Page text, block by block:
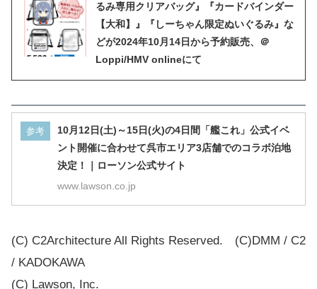
るみ専用クリアバッグ』『カードバインダー
【大和】』『しーちゃん限定ぬいぐるみ』な
どが2024年10月14日から予約販売、＠
Loppi/HMV onlineにて
参考
10月12日(土)～15日(火)の4日間「艦これ」公式イベ
ント開催に合わせて呉市エリア3店舗でのコラボ泊地
決定！｜ローソン公式サイト
www.lawson.co.jp
(C) C2Architecture All Rights Reserved. (C)DMM / C2
/ KADOKAWA
(C) Lawson, Inc.